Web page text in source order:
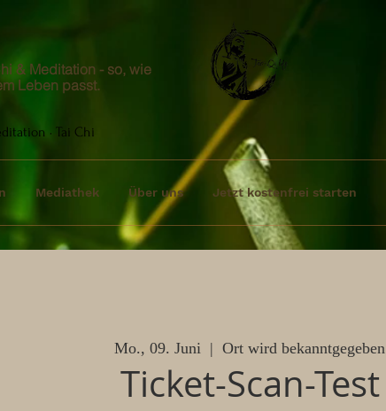
& Meditation - so, wie
Leben passt.
· Tai Chi
Mediathek Über uns Jetzt kostenfrei starten
Mo., 09. Juni
  |
Ort wird bekanntgegeben
Ticket-Scan-Test